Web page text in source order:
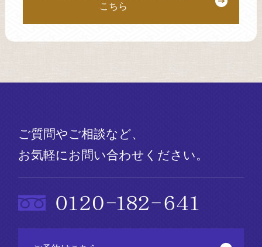
こちら
ご質問やご相談など、
お気軽にお問い合わせください。